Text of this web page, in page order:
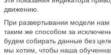
движению.
При развертывании модели
таким же способом за
будем собирать данные без
мы хотим, чтобы наша